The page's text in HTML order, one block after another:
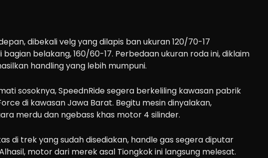
dibekali velg yang dilapis ban ukuran 120/70-17
belakang, 160/60-17. Perbedaan ukuran roda ini, diklaim
handling yang lebih mumpuni.
sosoknya, SpeednRide segera berkeliling kawasan pabrik
di kawasan Jawa Barat. Begitu mesin dinyalakan,
merdu dan ngebass khas motor 4 silinder.
di trek yang sudah disediakan, handle gas segera diputar
motor dari merek asal Tiongkok ini langsung melesat.